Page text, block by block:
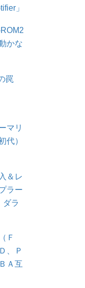
」
かな
罠
マリ
代）
＆レ
ラー
ダラ
Ｆ
、Ｐ
Ａ互